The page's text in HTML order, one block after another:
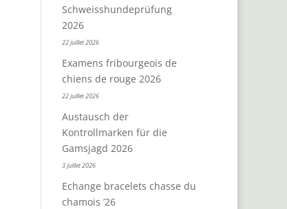
Schweisshundeprüfung
2026
22 juillet 2026
Examens fribourgeois de
chiens de rouge 2026
22 juillet 2026
Austausch der
Kontrollmarken für die
Gamsjagd 2026
3 juillet 2026
Echange bracelets chasse du
chamois ’26